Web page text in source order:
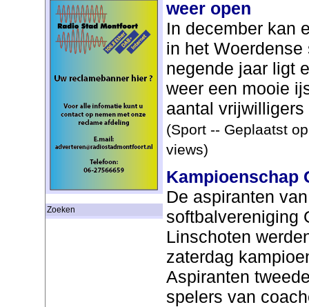
Zoeken
weer open
In december kan
in het
negende jaar ligt
weer een mooie
aantal vrijwilligers
(Sport -- Geplaatst
views)
Kampioenschap
De aspiranten
softbalvereniging
Linschoten
zaterdag
Aspiranten
spelers van